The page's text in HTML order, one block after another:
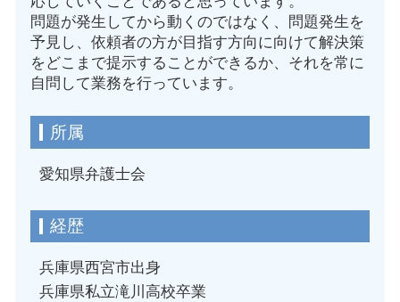
問題が発生してから動くのではなく、問題発生を
予見し、依頼者の方が目指す方向に向けて解決策
をどこまで提示することができるか、それを常に
自問して業務を行っています。
所属
愛知県弁護士会
経歴
兵庫県西宮市出身
兵庫県私立滝川高校卒業